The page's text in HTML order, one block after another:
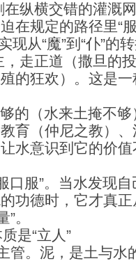
纵横交错的灌溉
在规定的路径里“
现从“魔”到“仆”的
走正道（撒旦的
的狂欢）。这是
的（水来土掩不够
教育（仲尼之教）
水意识到它的价
口服”。当水发现
功德时，它才真正
。
是“立人”
管。泥，是土与水